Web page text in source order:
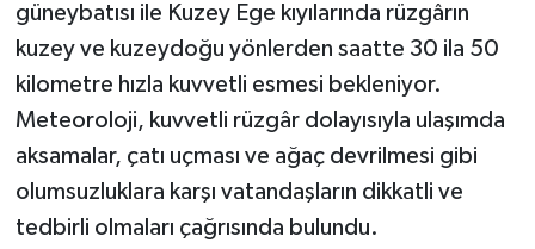
güneybatısı ile Kuzey Ege kıyılarında rüzgârın
kuzey ve kuzeydoğu yönlerden saatte 30 ila 50
kilometre hızla kuvvetli esmesi bekleniyor.
Meteoroloji, kuvvetli rüzgâr dolayısıyla ulaşımda
aksamalar, çatı uçması ve ağaç devrilmesi gibi
olumsuzluklara karşı vatandaşların dikkatli ve
tedbirli olmaları çağrısında bulundu.